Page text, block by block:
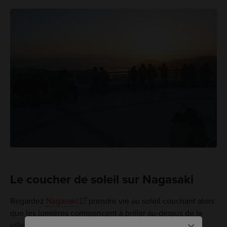
Le coucher de soleil sur Nagasaki
Regardez Nagasaki
prendre vie au soleil couchant alors
que les lumières commencent à briller au-dessus de la